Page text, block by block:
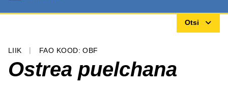
Otsi
LIIK FAO KOOD: OBF
Ostrea puelchana